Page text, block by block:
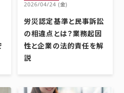
2026/04/24 (金)
労災認定基準と民事訴訟
の相違点とは？業務起因
性と企業の法的責任を解
説